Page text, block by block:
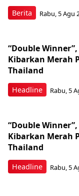
Berita Rabu, 5 Agu
Headline
“Double
Kibarkan Merah
Thailand
Rabu, 5
Headline
“Double
Kibarkan Merah
Thailand
Rabu, 5